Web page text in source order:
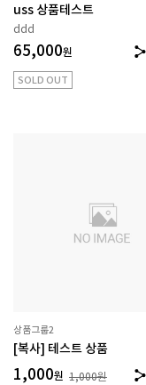
uss 상품테스트
ddd
65,000원
SOLD OUT
상품그룹2
[복사] 테스트 상품
1,000원 1,000원